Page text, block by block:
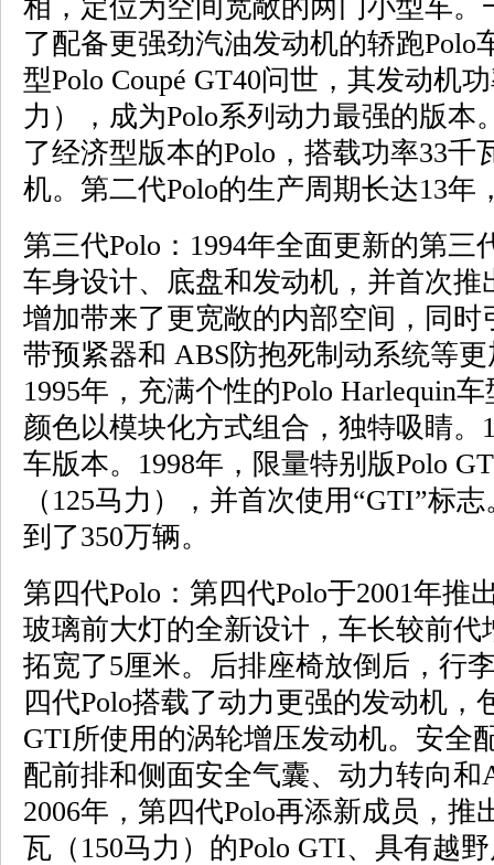
相，定位为空间宽敞的两门小型车
了配备更强劲汽油发动机的轿跑Polo
型Polo Coupé GT40问世，其发动机
力），成为Polo系列动力最强的版本
了经济型版本的Polo，搭载功率33千
机。第二代Polo的生产周期长达13年
第三代Polo：1994年全面更新的第三
车身设计、底盘和发动机，并首次
增加带来了更宽敞的内部空间，同
带预紧器和 ABS防抱死制动系统等
1995年，充满个性的Polo Harlequin
颜色以模块化方式组合，独特吸睛。
车版本。1998年，限量特别版Polo
（125马力），并首次使用“GTI”标
到了350万辆。
第四代Polo：第四代Polo于2001年推
玻璃前大灯的全新设计，车长较前代
拓宽了5厘米。后排座椅放倒后，行
四代Polo搭载了动力更强的发动机，
GTI所使用的涡轮增压发动机。安全
配前排和侧面安全气囊、动力转向和
2006年，第四代Polo再添新成员，推
瓦（150马力）的Polo GTI、具有越